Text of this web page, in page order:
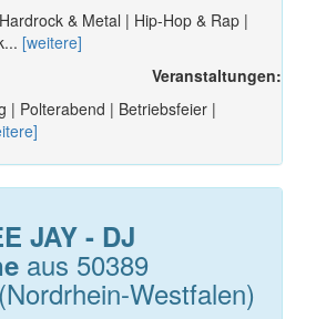
& Metal | Hip-Hop & Rap |
[weitere]
Veranstaltungen:
| Polterabend | Betriebsfeier |
JAY - DJ
aus 50389
Westfalen)